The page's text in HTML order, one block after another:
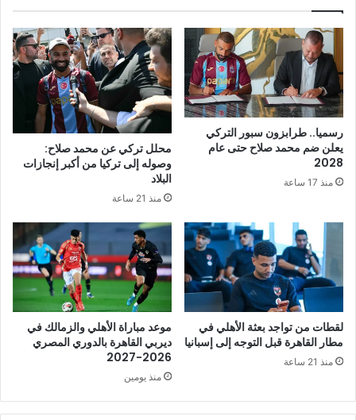
رسميا.. طرابزون سبور التركي
يعلن ضم محمد صلاح حتى عام
2028
منذ 17 ساعة
محلل تركي عن محمد صلاح:
وصوله إلى تركيا من أكبر إنجازات
البلاد
منذ 21 ساعة
لقطات من تواجد بعثة الأهلي في
مطار القاهرة قبل التوجه إلى إسبانيا
منذ 21 ساعة
موعد مباراة الأهلي والزمالك في
ديربي القاهرة بالدوري المصري
2026-2027
منذ يومين